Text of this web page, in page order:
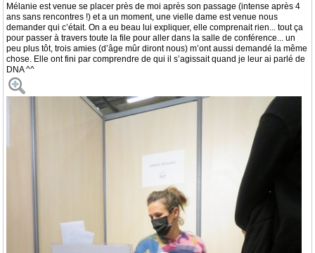
Mélanie est venue se placer près de moi après son passage (intense après 4
ans sans rencontres !) et a un moment, une vielle dame est venue nous
demander qui c’était. On a eu beau lui expliquer, elle comprenait rien... tout ça
pour passer à travers toute la file pour aller dans la salle de conférence... un
peu plus tôt, trois amies (d’âge mûr diront nous) m’ont aussi demandé la même
chose. Elle ont fini par comprendre de qui il s’agissait quand je leur ai parlé de
DNA ^^